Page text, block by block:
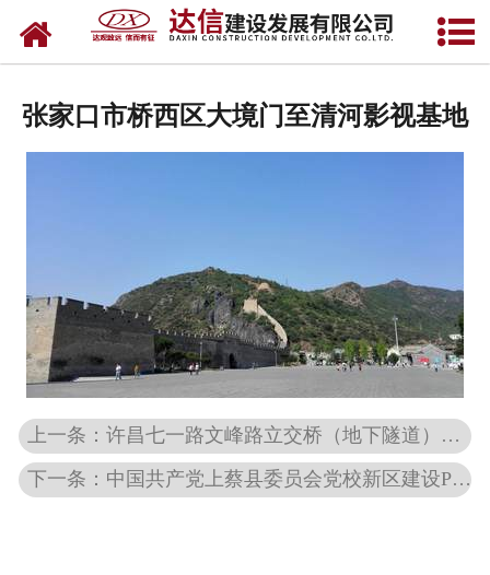
网站首页
装饰装修
住宅建筑
在建工程
张家口市桥西区大境门至清河影视基地
上一条：许昌七一路文峰路立交桥（地下隧道）工程
下一条：中国共产党上蔡县委员会党校新区建设PPP项目